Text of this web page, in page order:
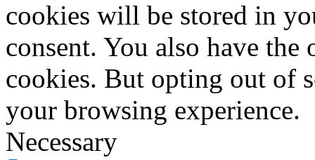
b) la cancellazione, la
blocco dei dati trattati in
di cui non è necessaria la
scopi per i quali i dati sono
cookies will be stored in
consent. You also have
cookies. But opting out of
your browsing experience.
Necessary